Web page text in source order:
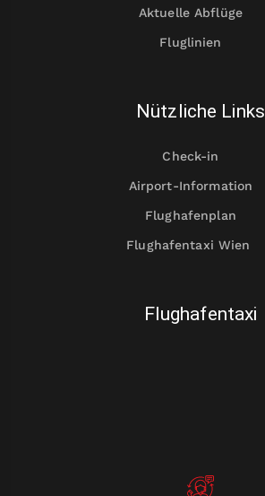
Aktuelle Abflüge
Fluglinien
Nützliche Links
Check-in
Airport-Information
Flughafenplan
Flughafentaxi Wien
Flughafentaxi